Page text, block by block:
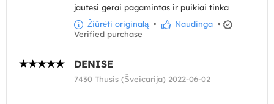
jautėsi gerai pagamintas ir puikiai tinka
Žiūrėti originalą • Naudinga •
Verified purchase
DENISE
7430 Thusis (Šveicarija) 2022-06-02